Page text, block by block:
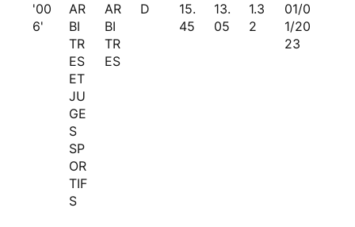
'00
6'
AR
BI
TR
ES
ET
JU
GE
S
SP
OR
TIF
S
AR
BI
TR
ES
D
15.
45
13.
05
1.3
2
01/0
1/20
23